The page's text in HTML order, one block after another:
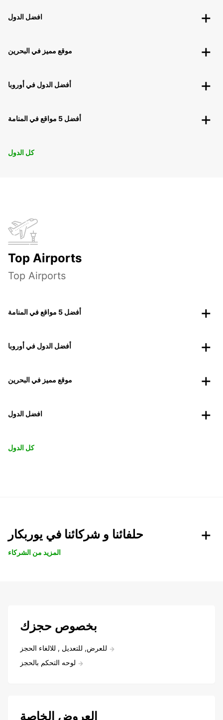
افضل الدول
موقع مميز في البحرين
أفضل الدول في أوروبا
أفضل 5 مواقع في المنامة
كل الدول
Top Airports
Top Airports
أفضل 5 مواقع في المنامة
أفضل الدول في أوروبا
موقع مميز في البحرين
افضل الدول
كل الدول
حلفائنا و شركائنا في يوربكار
المزيد من الشركاء
بخصوص حجزك
للعرض, للتعديل , للالغاء الحجز
لوحه التحكم بالحجز
العروض الخاصة